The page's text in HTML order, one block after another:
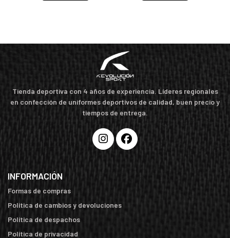
Tienda deportiva con 4 años de experiencia. Líderes regionales
en confección de uniformes deportivos de calidad, buen precio y
tiempos de entrega.
INFORMACIÓN
Formas de compras
Política de cambios y devoluciones
Política de despachos
Política de privacidad